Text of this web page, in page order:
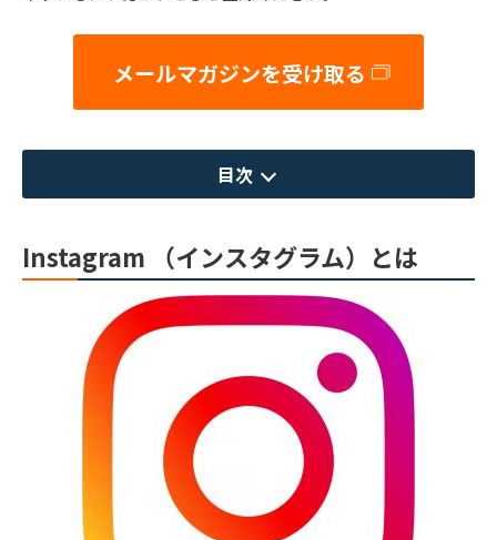
メールマガジンを受け取る
目次
Instagram （インスタグラム）とは